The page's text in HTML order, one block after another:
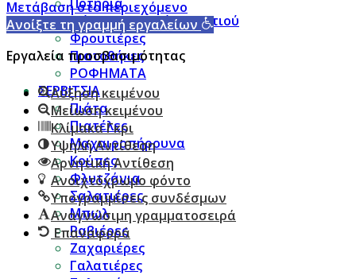
Μύλοι Πιπεριού & Αλατιού
Φρουτιέρες
Πιατοθήκες
ΡΟΦΗΜΑΤΑ
ΣΕΡΒΙΤΣΙΑ
Πιάτα
Πιατέλες
Μαχαιροπήρουνα
Κούπες
Φλυτζάνια
Σαλατιέρες
Μπωλ
Ραβιέρες
Ζαχαριέρες
Γαλατιέρες
Μετάβαση στο περιεχόμενο
Ανοίξτε τη γραμμή εργαλείων
Εργαλεία προσβασιμότητας
Αύξηση κειμένου
Μείωση κειμένου
Κλίμακα Γκρι
Υψηλή Αντίθεση
Αρνητική Αντίθεση
Ανοιχτόχρωμο φόντο
Υπογραμμίσεις συνδέσμων
Αναγνώσιμη γραμματοσειρά
Επαναφορά